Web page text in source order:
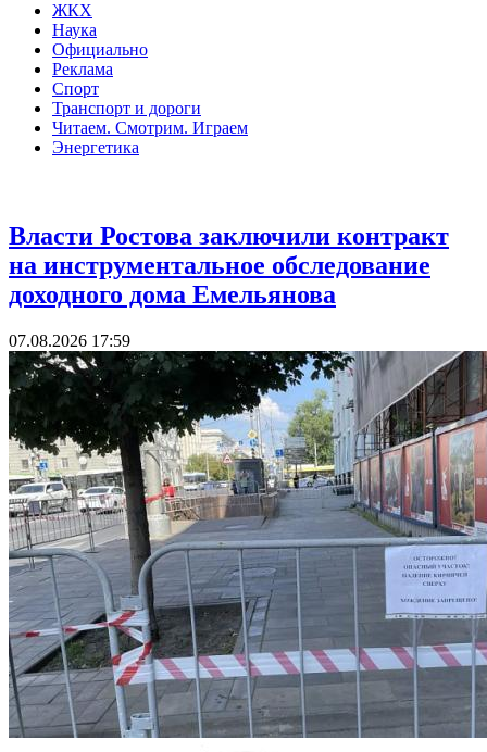
ЖКХ
Наука
Официально
Реклама
Спорт
Транспорт и дороги
Читаем. Смотрим. Играем
Энергетика
Власти Ростова заключили контракт
на инструментальное обследование
доходного дома Емельянова
07.08.2026 17:59